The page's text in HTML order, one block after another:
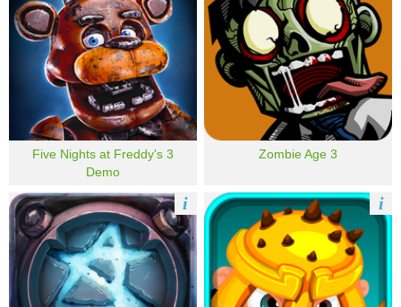
Five Nights at Freddy's 3
Demo
Zombie Age 3
i i